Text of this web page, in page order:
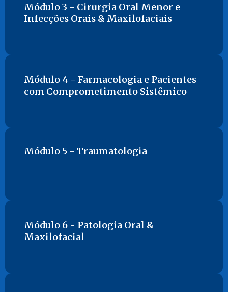
Módulo 3 - Cirurgia Oral Menor e
Infecções Orais & Maxilofaciais
Módulo 4 - Farmacologia e Pacientes
com Comprometimento Sistêmico
Módulo 5 - Traumatologia
Módulo 6 - Patologia Oral &
Maxilofacial